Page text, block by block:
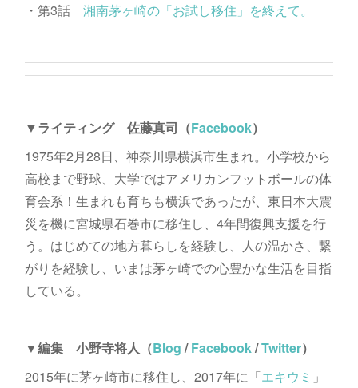
・第3話 湘南茅ヶ崎の「お試し移住」を終えて。
▼ライティング 佐藤真司（Facebook）
1975年2月28日、神奈川県横浜市生まれ。小学校から
高校まで野球、大学ではアメリカンフットボールの体
育会系！生まれも育ちも横浜であったが、東日本大震
災を機に宮城県石巻市に移住し、4年間復興支援を行
う。はじめての地方暮らしを経験し、人の温かさ、繋
がりを経験し、いまは茅ヶ崎での心豊かな生活を目指
している。
▼編集 小野寺将人（Blog /Facebook/Twitter）
2015年に茅ヶ崎市に移住し、2017年に「エキウミ 」